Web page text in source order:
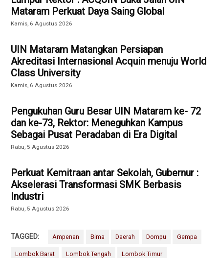
Mataram Perkuat Daya Saing Global
Kamis, 6 Agustus 2026
UIN Mataram Matangkan Persiapan
Akreditasi Internasional Acquin menuju World
Class University
Kamis, 6 Agustus 2026
Pengukuhan Guru Besar UIN Mataram ke- 72
dan ke-73, Rektor: Meneguhkan Kampus
Sebagai Pusat Peradaban di Era Digital
Rabu, 5 Agustus 2026
Perkuat Kemitraan antar Sekolah, Gubernur :
Akselerasi Transformasi SMK Berbasis
Industri
Rabu, 5 Agustus 2026
TAGGED: Ampenan Bima Daerah Dompu Gempa
Lombok Barat Lombok Tengah Lombok Timur